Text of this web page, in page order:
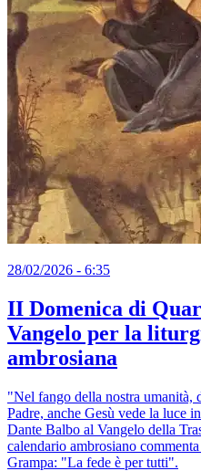
28/02/2026 - 6:35
II Domenica di
Vangelo per la
ambrosiana
"Nel fango della nostra umanità,
Padre, anche Gesù vede la luce
Dante Balbo al Vangelo della
calendario ambrosiano
Grampa: "La fede è per tutti".